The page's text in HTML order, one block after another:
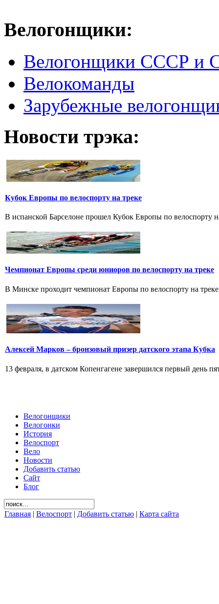
Велогонщики:
Велогонщики СССР и
Велокоманды
Зарубежные
Новости трэка:
Кубок Европы по велоспорту на треке
В испанской Барселоне прошел Кубок Европы по велоспорту
Чемпионат Европы среди юниоров по велоспорту на треке
В Минске проходит чемпионат Европы по велоспорту на
Алексей Марков – бронзовый призер датского этапа Кубка
13 февраля, в датском Копенгагене завершился первый день
Велогонщики
Велогонки
История
Велоспорт
Вело
Новости
Добавить статью
Сайт
Блог
Главная | Велоспорт | Добавить статью | Карта сайта